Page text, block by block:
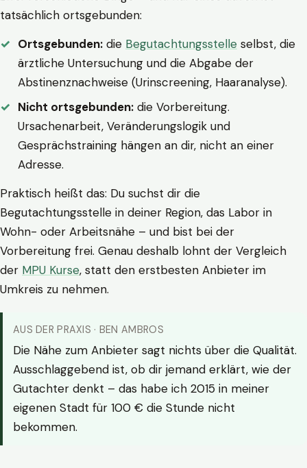
tatsächlich ortsgebunden:
Ortsgebunden: die Begutachtungsstelle selbst, die
ärztliche Untersuchung und die Abgabe der
Abstinenznachweise (Urinscreening, Haaranalyse).
Nicht ortsgebunden: die Vorbereitung.
Ursachenarbeit, Veränderungslogik und
Gesprächstraining hängen an dir, nicht an einer
Adresse.
Praktisch heißt das: Du suchst dir die
Begutachtungsstelle in deiner Region, das Labor in
Wohn- oder Arbeitsnähe – und bist bei der
Vorbereitung frei. Genau deshalb lohnt der Vergleich
der MPU Kurse, statt den erstbesten Anbieter im
Umkreis zu nehmen.
AUS DER PRAXIS · BEN AMBROS
Die Nähe zum Anbieter sagt nichts über die Qualität.
Ausschlaggebend ist, ob dir jemand erklärt, wie der
Gutachter denkt – das habe ich 2015 in meiner
eigenen Stadt für 100 € die Stunde nicht
bekommen.